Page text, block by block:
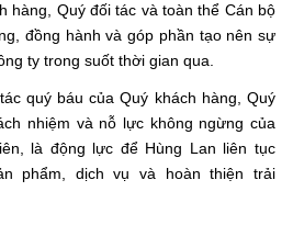
hàng, Quý đối tác và toàn thể Cán bộ
đồng hành và góp phần tạo nên sự
ty trong suốt thời gian qua.
quý báu của Quý khách hàng, Quý
nhiệm và nỗ lực không ngừng của
là động lực để Hùng Lan liên tục
phẩm, dịch vụ và hoàn thiện trải